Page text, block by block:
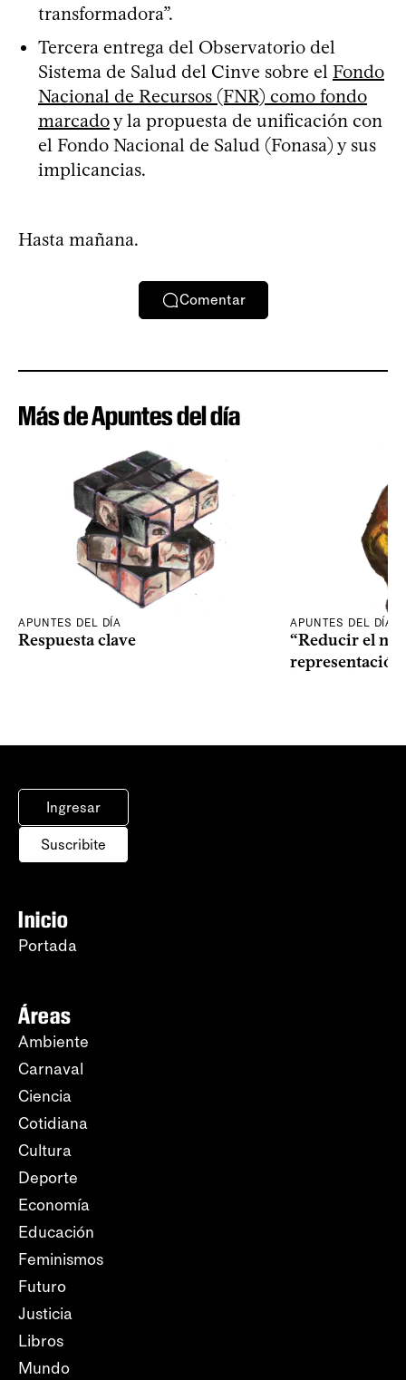
transformadora”.
Tercera entrega del Observatorio del
Sistema de Salud del Cinve sobre el Fondo
Nacional de Recursos (FNR) como fondo
marcadoy la propuesta de unificación con
el Fondo Nacional de Salud (Fonasa) y sus
implicancias.
Hasta mañana.
Comentar
Más de Apuntes del día
APUNTES DEL DÍA
Respuesta clave
APUNTES DEL DÍA
“Reducir el
Ingresar
Suscribite
Inicio
Portada
Áreas
Ambiente
Carnaval
Ciencia
Cotidiana
Cultura
Deporte
Economía
Educación
Feminismos
Futuro
Justicia
Libros
Mundo